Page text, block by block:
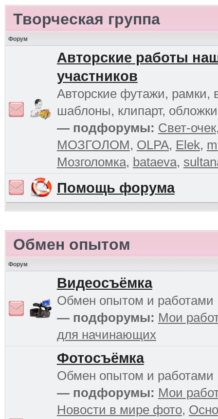
Творческая группа
Форум
Авторские работы
участников
Авторские футажи, рамки,
шаблоны, клипарт,
— подфорумы: Свет-очек
МОЗГОЛОМ, OLPA, Elek,
Мозголомка, bataeva,
Помощь форума
Обмен опытом
Форум
Видеосъёмка
Обмен опытом и работами
— подфорумы: Мои
для начинающих
Фотосъёмка
Обмен опытом и работами
— подфорумы: Мои
Новости в мире фото,